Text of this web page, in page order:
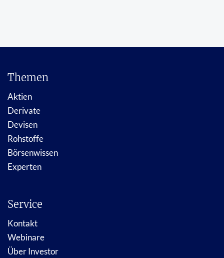
Themen
Aktien
Derivate
Devisen
Rohstoffe
Börsenwissen
Experten
Service
Kontakt
Webinare
Über Investor